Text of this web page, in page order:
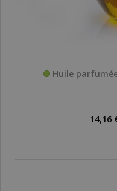
Huile
14,16